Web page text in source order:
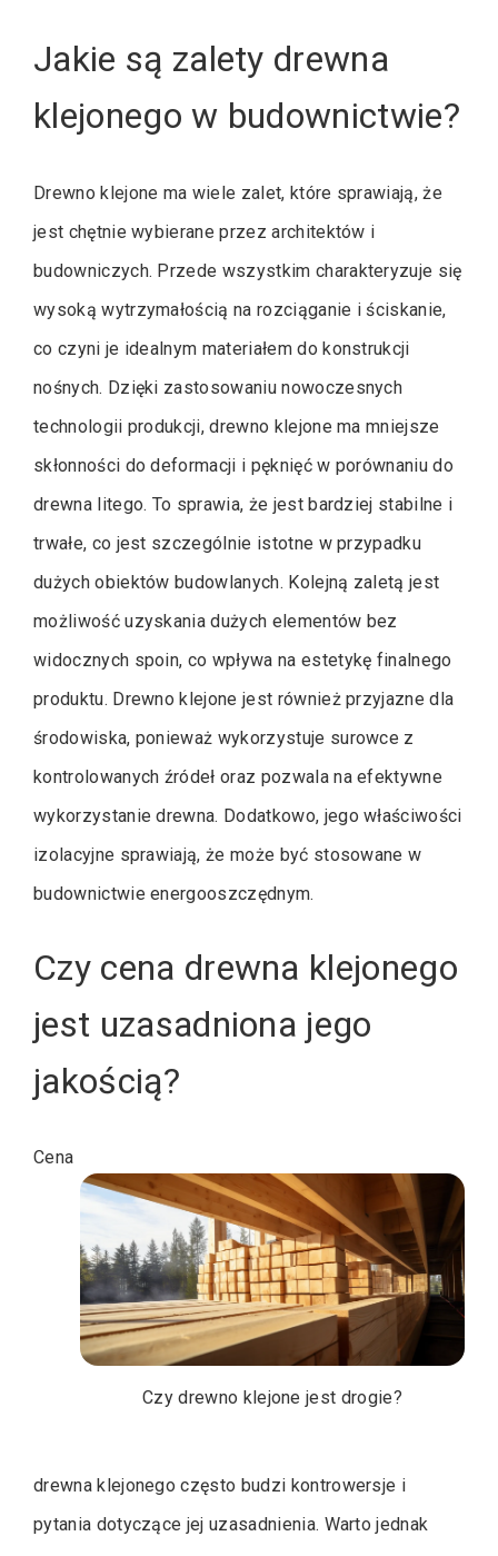
Jakie są zalety drewna
klejonego w budownictwie?
Drewno klejone ma wiele zalet, które sprawiają, że
jest chętnie wybierane przez architektów i
budowniczych. Przede wszystkim charakteryzuje się
wysoką wytrzymałością na rozciąganie i ściskanie,
co czyni je idealnym materiałem do konstrukcji
nośnych. Dzięki zastosowaniu nowoczesnych
technologii produkcji, drewno klejone ma mniejsze
skłonności do deformacji i pęknięć w porównaniu do
drewna litego. To sprawia, że jest bardziej stabilne i
trwałe, co jest szczególnie istotne w przypadku
dużych obiektów budowlanych. Kolejną zaletą jest
możliwość uzyskania dużych elementów bez
widocznych spoin, co wpływa na estetykę finalnego
produktu. Drewno klejone jest również przyjazne dla
środowiska, ponieważ wykorzystuje surowce z
kontrolowanych źródeł oraz pozwala na efektywne
wykorzystanie drewna. Dodatkowo, jego właściwości
izolacyjne sprawiają, że może być stosowane w
budownictwie energooszczędnym.
Czy cena drewna klejonego
jest uzasadniona jego
jakością?
Czy drewno klejone jest drogie?
Cena
drewna klejonego często budzi kontrowersje i
pytania dotyczące jej uzasadnienia. Warto jednak